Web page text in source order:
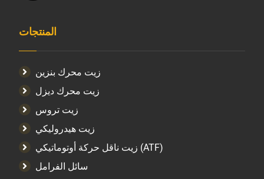
المنتجات
زيت محرك بنزين
زيت محرك ديزل
زيت تروس
زيت هيدروليكي
زيت ناقل حركة أوتوماتيكي (ATF)
سائل الفرامل